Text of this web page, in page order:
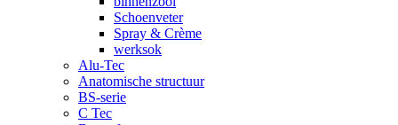
Schoenveter
Spray & Crème
werksok
Alu-Tec
Anatomische structuur
BS-serie
C Tec